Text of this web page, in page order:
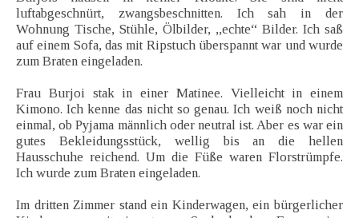
luftabgeschnürt, zwangsbeschnitten. Ich sah in der
Wohnung Tische, Stühle, Ölbilder, ,,echte“ Bilder. Ich saß
auf einem Sofa, das mit Ripstuch überspannt war und wurde
zum Braten eingeladen.
Frau Burjoi stak in einer Matinee. Vielleicht in einem
Kimono. Ich kenne das nicht so genau. Ich weiß noch nicht
einmal, ob Pyjama männlich oder neutral ist. Aber es war ein
gutes Bekleidungsstück, wellig bis an die hellen
Hausschuhe reichend. Um die Füße waren Florstrümpfe.
Ich wurde zum Braten eingeladen.
Im dritten Zimmer stand ein Kinderwagen, ein bürgerlicher